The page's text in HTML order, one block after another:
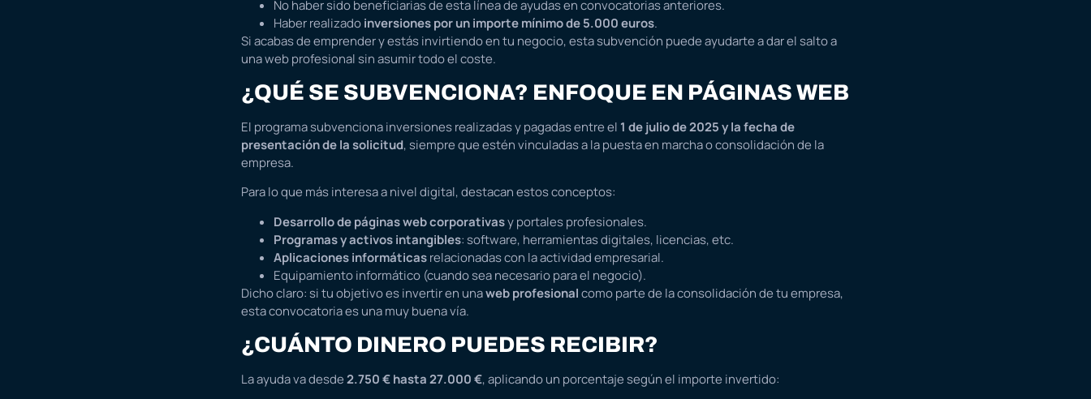
No haber sido beneficiarias de esta línea de ayudas en convocatorias anteriores.
Haber realizadoinversiones por un importe mínimo de 5.000 euros.
Si acabas de emprender y estás invirtiendo en tu negocio, esta subvención puede ayudarte a dar el salto a
una web profesional sin asumir todo el coste.
¿QUÉ SE SUBVENCIONA? ENFOQUE EN PÁGINAS WEB
El programa subvenciona inversiones realizadas y pagadas entre el 1 de julio de 2025 y la fecha de
presentación de la solicitud, siempre que estén vinculadas a la puesta en marcha o consolidación de la
empresa.
Para lo que más interesa a nivel digital, destacan estos conceptos:
Desarrollo de páginas web corporativasy portales profesionales.
Programas y activos intangibles: software, herramientas digitales, licencias, etc.
Aplicaciones informáticasrelacionadas con la actividad empresarial.
Equipamiento informático (cuando sea necesario para el negocio).
Dicho claro: si tu objetivo es invertir en unaweb profesionalcomo parte de la consolidación de tu empresa,
esta convocatoria es una muy buena vía.
¿CUÁNTO DINERO PUEDES RECIBIR?
La ayuda va desde2.750 € hasta 27.000 €, aplicando un porcentaje según el importe invertido: